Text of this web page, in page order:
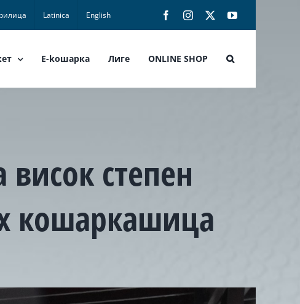
Latinica English FacebookInstagram YouTube
E-koшарка Лиге ONLINE SHOP
степен
кошаркашица